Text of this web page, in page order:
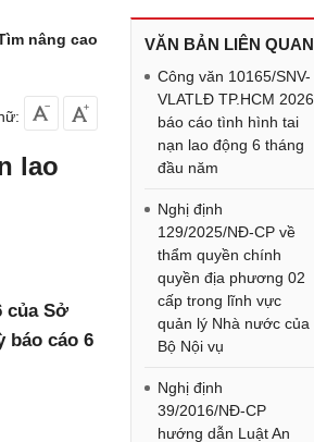
nâng cao
lao
của Sở
báo cáo 6
VĂN BẢN LIÊN QUAN
Công văn 10165/SNV-
VLATLĐ TP.HCM 2026
báo cáo tình hình tai
nạn lao động 6 tháng
đầu năm
Nghị định
129/2025/NĐ-CP về
thẩm quyền chính
quyền địa phương 02
cấp trong lĩnh vực
quản lý Nhà nước của
Bộ Nội vụ
Nghị định
39/2016/NĐ-CP
hướng dẫn Luật An